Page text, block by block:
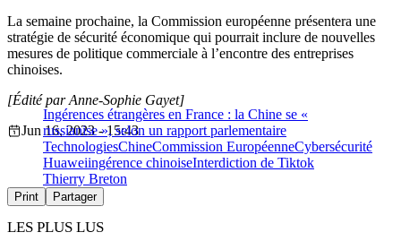
La semaine prochaine, la Commission européenne présentera une
stratégie de sécurité économique qui pourrait inclure de nouvelles
mesures de politique commerciale à l’encontre des entreprises
chinoises.
Ingérences étrangères en France : la Chine se «
russianise », selon un rapport parlementaire
[Édité par Anne-Sophie Gayet]
Jun 16, 2023 - 15:43
TechnologiesChineCommission EuropéenneCybersécurité
Huaweiingérence chinoiseInterdiction de Tiktok
Thierry Breton
Print Partager
LES PLUS LUS